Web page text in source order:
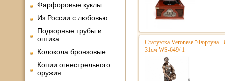
Фарфоровые куклы
Из России с любовью
Подзорные трубы и
оптика
Колокола бронзовые
Копии огнестрельного
оружия
Статуэтка Veronese "Фортуна
31см WS-649/ 1